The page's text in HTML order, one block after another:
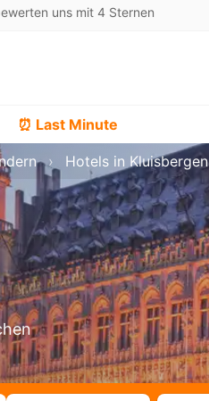
uns mit 4 Sternen
⏰ Last Minute
Hotels in Kluisbergen